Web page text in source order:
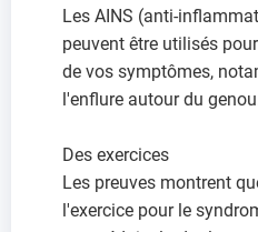
Les AINS (anti-
peuvent être utilisés
de vos symptômes,
l'enflure autour du
Des exercices
Les preuves montrent
l'exercice pour le